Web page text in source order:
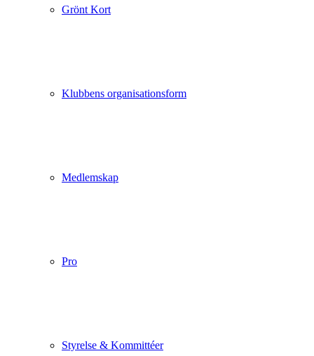
Grönt Kort
Klubbens organisationsform
Medlemskap
Pro
Styrelse & Kommittéer